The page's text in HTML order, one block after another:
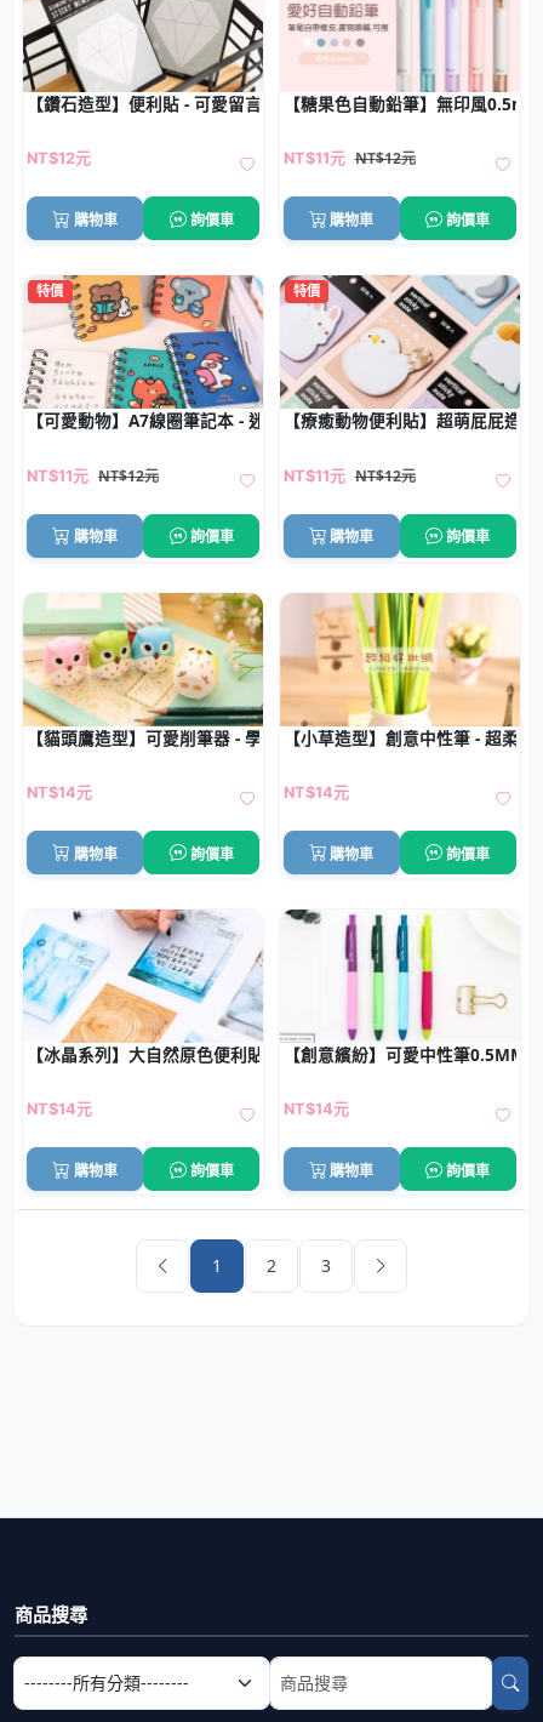
【鑽石造型】便利貼 - 可愛留言N次貼
NT$12元
購物車 詢價車
【糖果色自動鉛筆】無印風
NT$11元 NT$12元
購物車 詢價車
特價
【可愛動物】A7線圈筆記本 - 迷你隨身記事本
NT$11元 NT$12元
購物車 詢價車
特價
【療癒動物便利貼】超萌屁屁造
NT$11元 NT$12元
購物車 詢價車
【貓頭鷹造型】可愛削筆器 - 學生文具捲筆刀
NT$14元
購物車 詢價車
【小草造型】創意中性筆 - 超柔
NT$14元
購物車 詢價車
【冰晶系列】大自然原色便利貼 - 天空藍水泥灰N次貼
NT$14元
購物車 詢價車
【創意繽紛】可愛中性筆0.5MM
NT$14元
購物車 詢價車
1 2 3
商品搜尋
選擇商品分類
搜尋商品關鍵字